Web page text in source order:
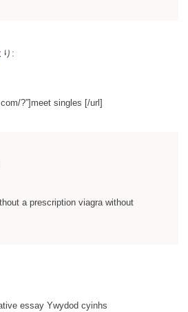
り:
?”]meet singles [/url]
a prescription viagra without
essay Ywydod cyinhs